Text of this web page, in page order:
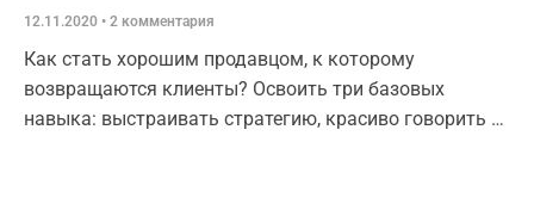
12.11.2020 2 комментария
Как стать хорошим продавцом, к которому
возвращаются клиенты? Освоить три базовых
навыка: выстраивать стратегию, красиво говорить и